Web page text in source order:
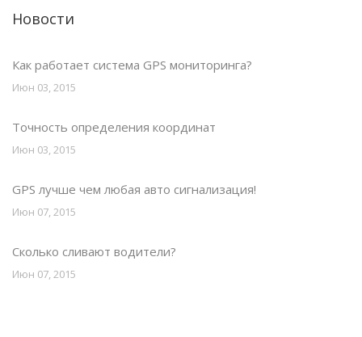
Новости
Как работает система GPS мониторинга?
Июн 03, 2015
Точность определения координат
Июн 03, 2015
GPS лучше чем любая авто сигнализация!
Июн 07, 2015
Сколько сливают водители?
Июн 07, 2015